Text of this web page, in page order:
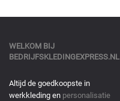
WELKOM BIJ
BEDRIJFSKLEDINGEXPRESS.NL
Altijd de goedkoopste in
werkkleding en personalisatie